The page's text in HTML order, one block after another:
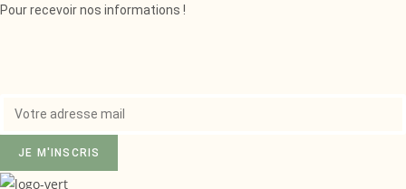
Pour recevoir nos informations !
JE M'INSCRIS